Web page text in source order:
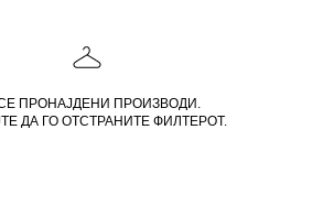
ПРОНАЈДЕНИ ПРОИЗВОДИ.
ДА ГО ОТСТРАНИТЕ ФИЛТЕРОТ.